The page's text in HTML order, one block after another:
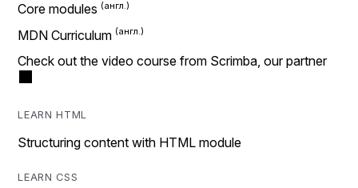
Core modules
MDN Curriculum
Check out the video course from Scrimba, our partner
LEARN HTML
Structuring content with HTML module
LEARN CSS